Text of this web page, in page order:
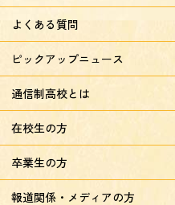
よくある質問
ピックアップニュース
通信制高校とは
在校生の方
卒業生の方
報道関係・メディアの方